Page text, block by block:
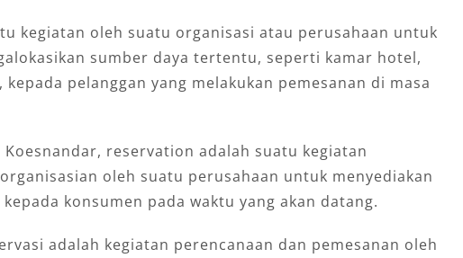
kegiatan oleh suatu organisasi atau perusahaan untuk
sumber daya tertentu, seperti kamar hotel,
pelanggan yang melakukan pemesanan di masa
reservation adalah suatu kegiatan
oleh suatu perusahaan untuk menyediakan
konsumen pada waktu yang akan datang.
adalah kegiatan perencanaan dan pemesanan oleh